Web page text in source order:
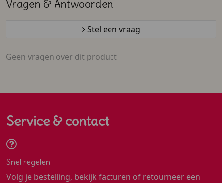
Vragen & Antwoorden
Stel een vraag
Geen vragen over dit product
Service & contact
Snel regelen
Volg je bestelling, bekijk facturen of retourneer een